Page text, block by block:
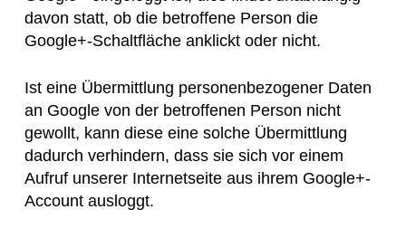
davon statt, ob die betroffene Person die
Google+-Schaltfläche anklickt oder nicht.
Ist eine Übermittlung personenbezogener Daten
an Google von der betroffenen Person nicht
gewollt, kann diese eine solche Übermittlung
dadurch verhindern, dass sie sich vor einem
Aufruf unserer Internetseite aus ihrem Google+-
Account ausloggt.